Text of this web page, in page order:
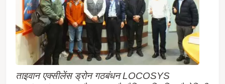
ताइवान एक्सीलेंस ड्रोन गठबंधन LOCOSYS